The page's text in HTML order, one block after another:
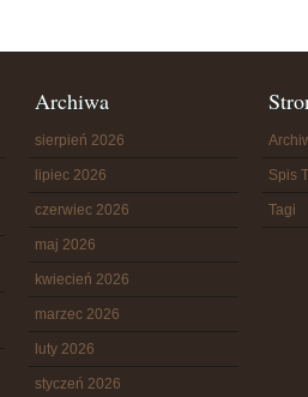
Archiwa
sierpień 2026
lipiec 2026
czerwiec 2026
maj 2026
kwiecień 2026
marzec 2026
luty 2026
styczeń 2026
Spis
Tagi